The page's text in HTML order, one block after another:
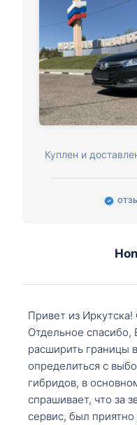
Куплен и
Привет из
Отдельное
расширить границы
определиться с
гибридов, в
спрашивает, что за
сервис, был